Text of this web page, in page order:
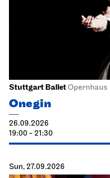
Stuttgart BalletOpernhaus
Onegin
26.09.2026
19:00 - 21:30
Sun, 27.09.2026